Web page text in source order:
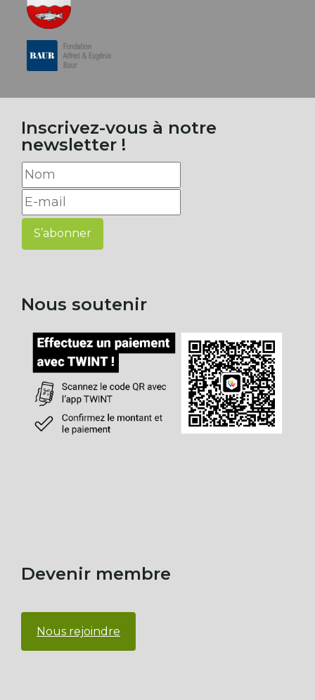
Inscrivez-vous à notre
newsletter !
S’abonner
Nous soutenir
Devenir membre
Nous rejoindre